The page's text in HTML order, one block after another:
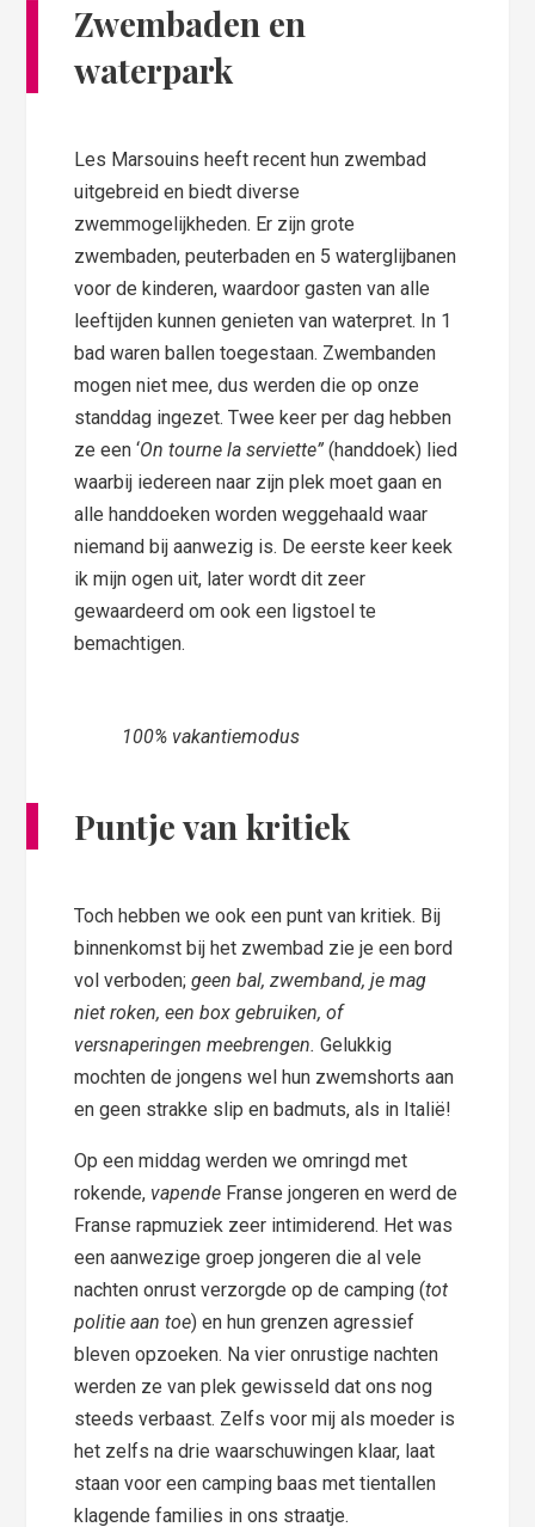
Zwembaden en
waterpark
Les Marsouins heeft recent hun zwembad
uitgebreid en biedt diverse
zwemmogelijkheden. Er zijn grote
zwembaden, peuterbaden en 5 waterglijbanen
voor de kinderen, waardoor gasten van alle
leeftijden kunnen genieten van waterpret. In 1
bad waren ballen toegestaan. Zwembanden
mogen niet mee, dus werden die op onze
standdag ingezet. Twee keer per dag hebben
ze een ‘On tourne la serviette” (handdoek) lied
waarbij iedereen naar zijn plek moet gaan en
alle handdoeken worden weggehaald waar
niemand bij aanwezig is. De eerste keer keek
ik mijn ogen uit, later wordt dit zeer
gewaardeerd om ook een ligstoel te
bemachtigen.
100% vakantiemodus
Puntje van kritiek
Toch hebben we ook een punt van kritiek. Bij
binnenkomst bij het zwembad zie je een bord
vol verboden; geen bal, zwemband, je mag
niet roken, een box gebruiken, of
versnaperingen meebrengen. Gelukkig
mochten de jongens wel hun zwemshorts aan
en geen strakke slip en badmuts, als in Italië!
Op een middag werden we omringd met
rokende, vapende Franse jongeren en werd de
Franse rapmuziek zeer intimiderend. Het was
een aanwezige groep jongeren die al vele
nachten onrust verzorgde op de camping (tot
politie aan toe) en hun grenzen agressief
bleven opzoeken. Na vier onrustige nachten
werden ze van plek gewisseld dat ons nog
steeds verbaast. Zelfs voor mij als moeder is
het zelfs na drie waarschuwingen klaar, laat
staan voor een camping baas met tientallen
klagende families in ons straatje.